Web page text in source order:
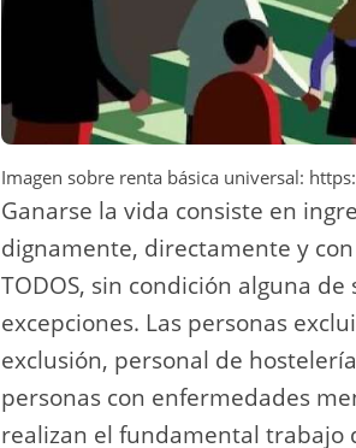
Imagen sobre renta básica universal:
Ganarse la vida consiste en
dignamente, directamente y
TODOS, sin condición alguna
excepciones. Las personas
exclusión, personal de
personas con enfermedades
realizan el fundamental trabajo